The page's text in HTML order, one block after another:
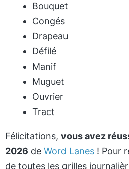
Bouquet
Congés
Drapeau
Défilé
Manif
Muguet
Ouvrier
Tract
Félicitations, vous avez
2026 de Word Lanes ! Pour
de toutes les grilles